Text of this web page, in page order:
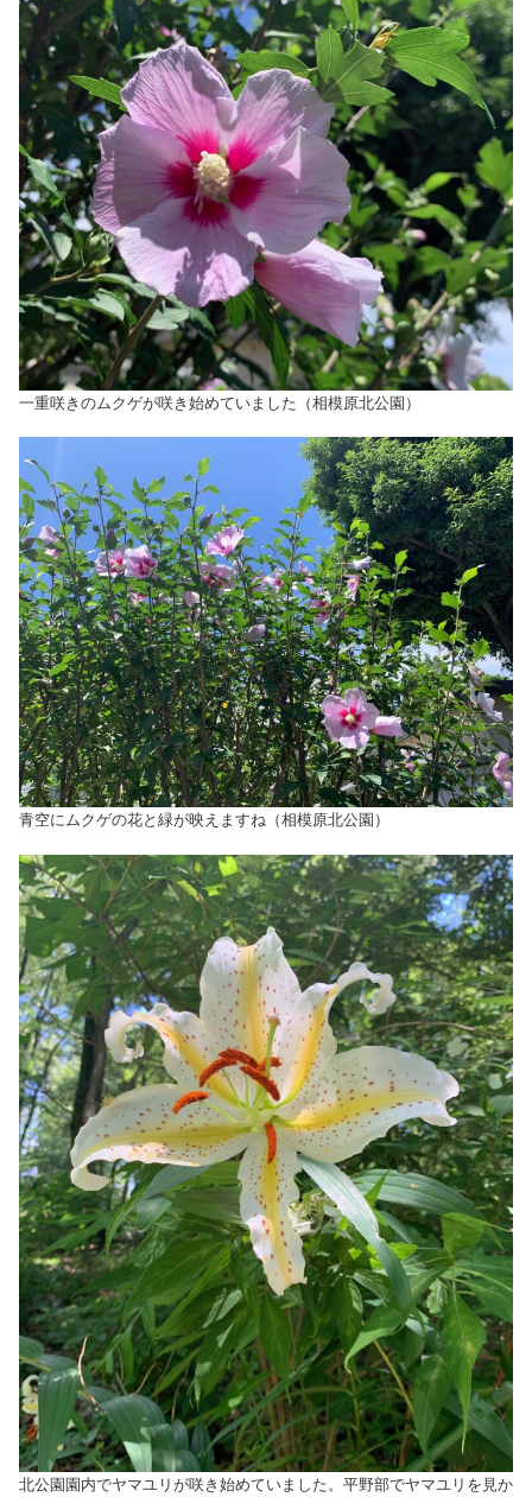
一重咲きのムクゲが咲き始めていました（相模原北公園）
青空にムクゲの花と緑が映えますね（相模原北公園）
北公園園内でヤマユリが咲き始めていました。平野部でヤマユリを見か